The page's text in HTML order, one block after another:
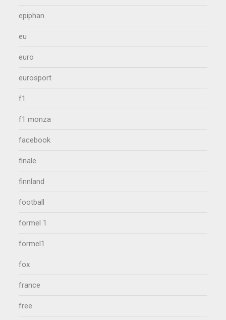
epiphan
eu
euro
eurosport
f1
f1 monza
facebook
finale
finnland
football
formel 1
formel1
fox
france
free